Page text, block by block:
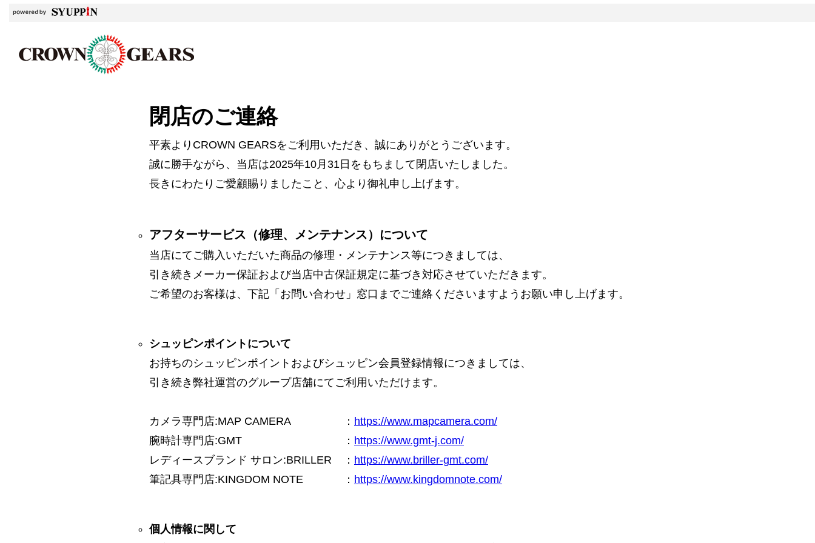
閉店のご連絡
平素よりCROWN GEARSをご利用いただき、誠にありがとうございます。
誠に勝手ながら、当店は2025年10月31日をもちまして閉店いたしました。
長きにわたりご愛顧賜りましたこと、心より御礼申し上げます。
アフターサービス（修理、メンテナンス）について
当店にてご購入いただいた商品の修理・メンテナンス等につきましては、
引き続きメーカー保証および当店中古保証規定に基づき対応させていただきます。
ご希望のお客様は、下記「お問い合わせ」窓口までご連絡くださいますようお願い申し上げます。
シュッピンポイントについて
お持ちのシュッピンポイントおよびシュッピン会員登録情報につきましては、
引き続き弊社運営のグループ店舗にてご利用いただけます。
カメラ専門店:MAP CAMERA ： https://www.mapcamera.com/
腕時計専門店:GMT
： https://www.gmt-j.com/
レディースブランド サロン:BRILLER
： https://www.briller-gmt.com/
筆記具専門店:KINGDOM NOTE
： https://www.kingdomnote.com/
個人情報に関して